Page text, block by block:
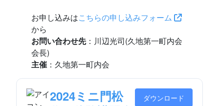
お申し込みはこちらの申し込みフォーム
から
お問い合わせ先：川辺光司(久地第一町内会
会長)
主催：久地第一町内会
2024ミニ門松
ダウンロード